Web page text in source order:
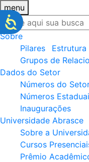
menu
Sobre
Pilares
Estrutura
Grupos de
Dados do Setor
Números do
Números
Inaugurações
Universidade Abrasce
Sobre a
Cursos
Prêmio